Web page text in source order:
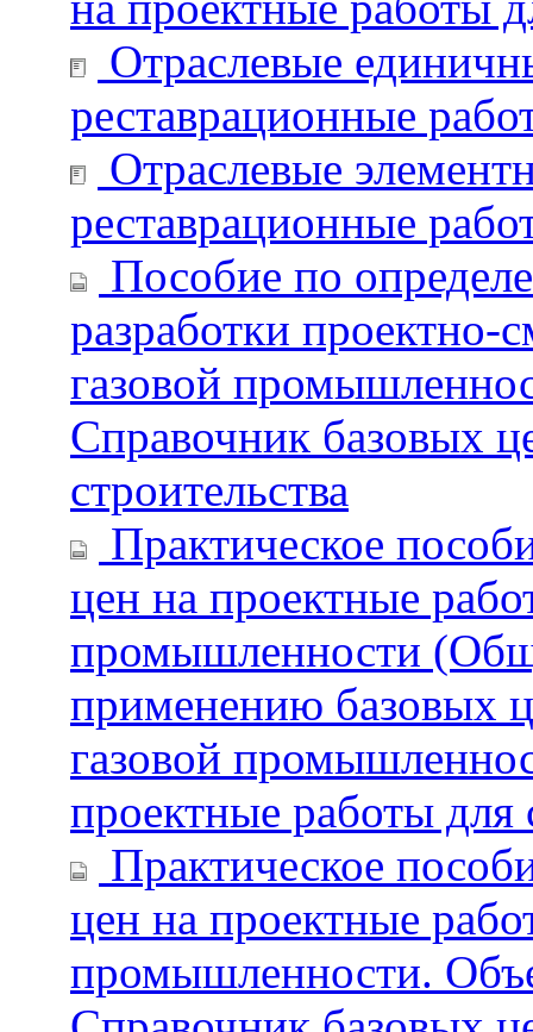
Отраслевые
реставрационные
Отраслевые
реставрационные
Пособие по
разработки проектно-
газовой
Справочник базовых
строительства
Практическое
цен на проектные
промышленности
применению базовых
газовой
проектные работы для
Практическое
цен на проектные
промышленности.